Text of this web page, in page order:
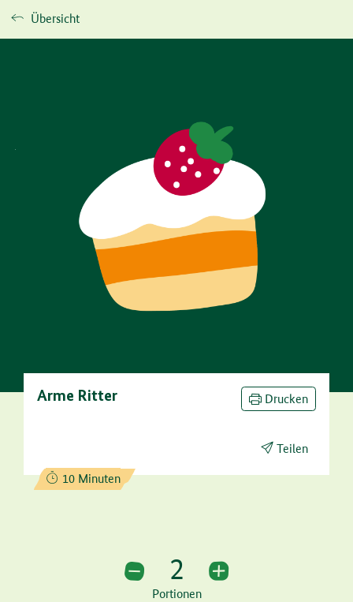
Übersicht
Arme Ritter Drucken
Teilen
Zubereitungszeit:
10 Minuten
2 Portionen
2
Portionen